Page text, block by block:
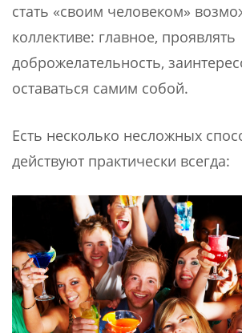
стать «своим человеком»
коллективе: главное, проявлять
доброжелательность,
оставаться самим собой.
Есть несколько несложных
действуют практически всегда: